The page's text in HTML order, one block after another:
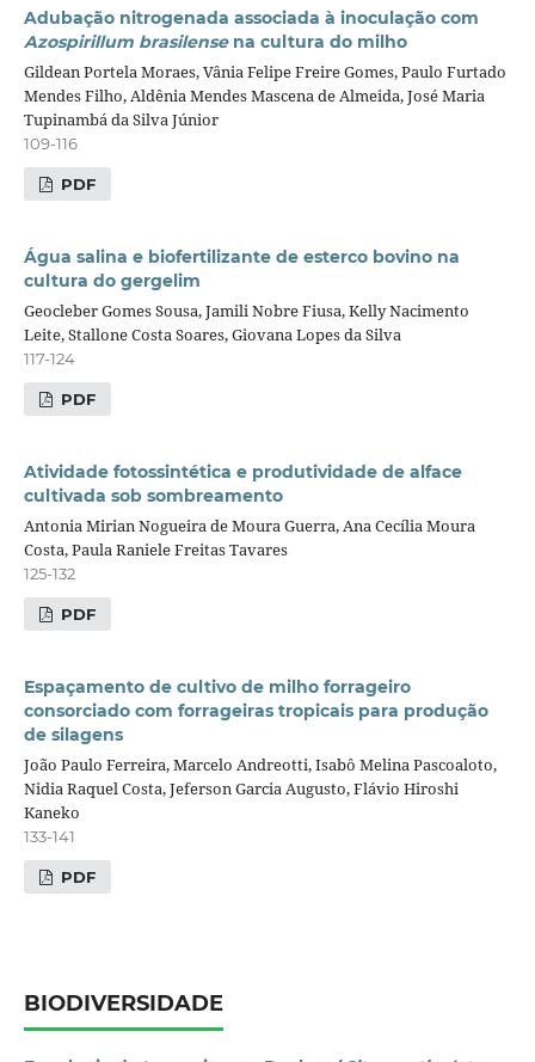
Adubação nitrogenada associada à inoculação com
Azospirillum brasilensena cultura do milho
Gildean Portela Moraes, Vânia Felipe Freire Gomes, Paulo Furtado
Mendes Filho, Aldênia Mendes Mascena de Almeida, José Maria
Tupinambá da Silva Júnior
109-116
PDF
Água salina e biofertilizante de esterco bovino na
cultura do gergelim
Geocleber Gomes Sousa, Jamili Nobre Fiusa, Kelly Nacimento
Leite, Stallone Costa Soares, Giovana Lopes da Silva
117-124
PDF
Atividade fotossintética e produtividade de alface
cultivada sob sombreamento
Antonia Mirian Nogueira de Moura Guerra, Ana Cecília Moura
Costa, Paula Raniele Freitas Tavares
125-132
PDF
Espaçamento de cultivo de milho forrageiro
consorciado com forrageiras tropicais para produção
de silagens
João Paulo Ferreira, Marcelo Andreotti, Isabô Melina Pascoaloto,
Nidia Raquel Costa, Jeferson Garcia Augusto, Flávio Hiroshi
Kaneko
133-141
PDF
BIODIVERSIDADE